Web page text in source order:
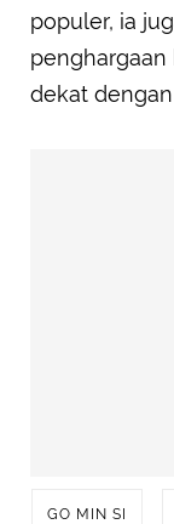
populer, ia
penghargaan
dekat
GO MIN SI